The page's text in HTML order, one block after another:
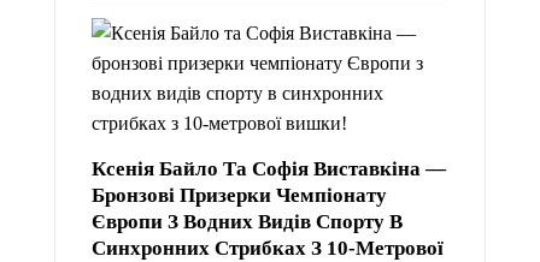
Ксенія Байло Та Софія Виставкіна —
Бронзові Призерки Чемпіонату
Європи З Водних Видів Спорту В
Синхронних Стрибках З 10-Метрової